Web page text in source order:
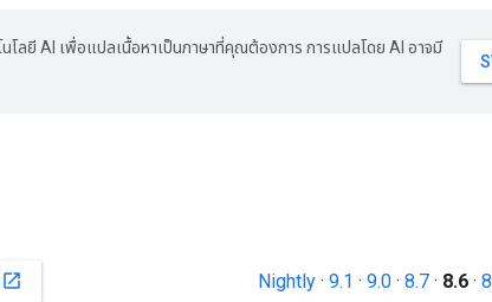
นโลยี AI เพื่อแปลเนื้อหาเป็นภาษาที่คุณต้องการ การแปลโดย AI อาจมี
open_in_new Nightly · 9.1 · 9.0 · 8.7 · 8.6 ·